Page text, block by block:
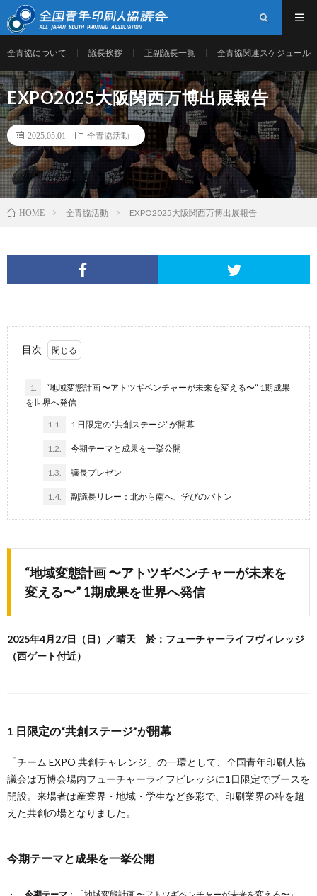
全青協について 議長挨拶 正副議長一覧 全青協関連スケジュール
EXPO2025大阪関西万博出展報告
2025.05.01 全青協活動
HOME 全青協活動 EXPO2025大阪関西万博出展報告
目次
1.
“地域変態計画 〜アトツギベンチャーが未来を変える〜” 1期成果
を世界へ発信
1.1. 1 ⽇限定の“共創ステージ”が開幕
1.2. 今期テーマと成果を一挙公開
1.3. 議長プレゼン
1.4. 副議長リレー：北から南へ、学びのバトン
“地域変態計画 〜アトツギベンチャーが未来を
変える〜” 1期成果を世界へ発信
2025年4月27日（⽇）／晴天 於：フューチャーライフヴィレッジ
（西ゲート付近）
1 ⽇限定の“共創ステージ”が開幕
「チーム EXPO 共創チャレンジ」の一環として、全国青年印刷人協
議会は万博会場内フューチャーライフビレッジに1日限定でブースを
開設。来場者は産業界・地域・学生など多彩で、印刷業界の枠を超
えた共創の場となりました。
今期テーマと成果を一挙公開